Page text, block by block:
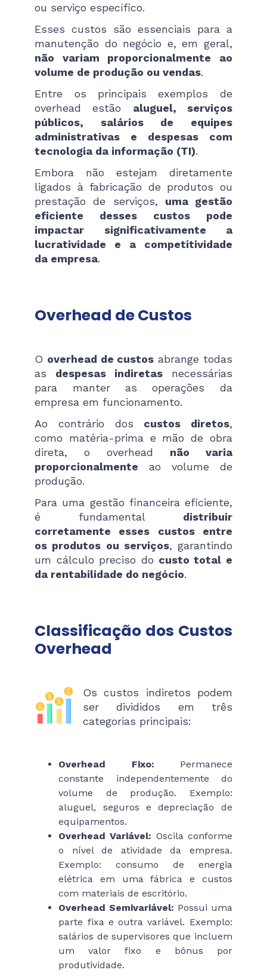
ou serviço específico.
Esses custos são essenciais para a
manutenção do negócio e, em geral,
não variam proporcionalmente ao
volume de produção ou vendas.
Entre os principais exemplos de
overhead estão aluguel, serviços
públicos, salários de equipes
administrativas e despesas com
tecnologia da informação (TI).
Embora não estejam diretamente
ligados à fabricação de produtos ou
prestação de serviços, uma gestão
eficiente desses custos pode
impactar significativamente a
lucratividade e a competitividade
da empresa.
Overhead de Custos
O overhead de custos abrange todas
as despesas indiretasnecessárias
para manter as operações da
empresa em funcionamento.
Ao contrário dos custos diretos,
como matéria-prima e mão de obra
direta, o overhead não varia
proporcionalmente ao volume de
produção.
Para uma gestão financeira eficiente,
é fundamental distribuir
corretamente esses custos entre
os produtos ou serviços, garantindo
um cálculo preciso do custo total e
da rentabilidade do negócio.
Classificação dos Custos
Overhead
Os custos indiretos podem
ser divididos em três
categorias principais:
Overhead Fixo: Permanece
constante independentemente do
volume de produção. Exemplo:
aluguel, seguros e depreciação de
equipamentos.
Overhead Variável: Oscila conforme
o nível de atividade da empresa.
Exemplo: consumo de energia
elétrica em uma fábrica e custos
com materiais de escritório.
Overhead Semivariável: Possui uma
parte fixa e outra variável. Exemplo:
salários de supervisores que incluem
um valor fixo e bônus por
produtividade.